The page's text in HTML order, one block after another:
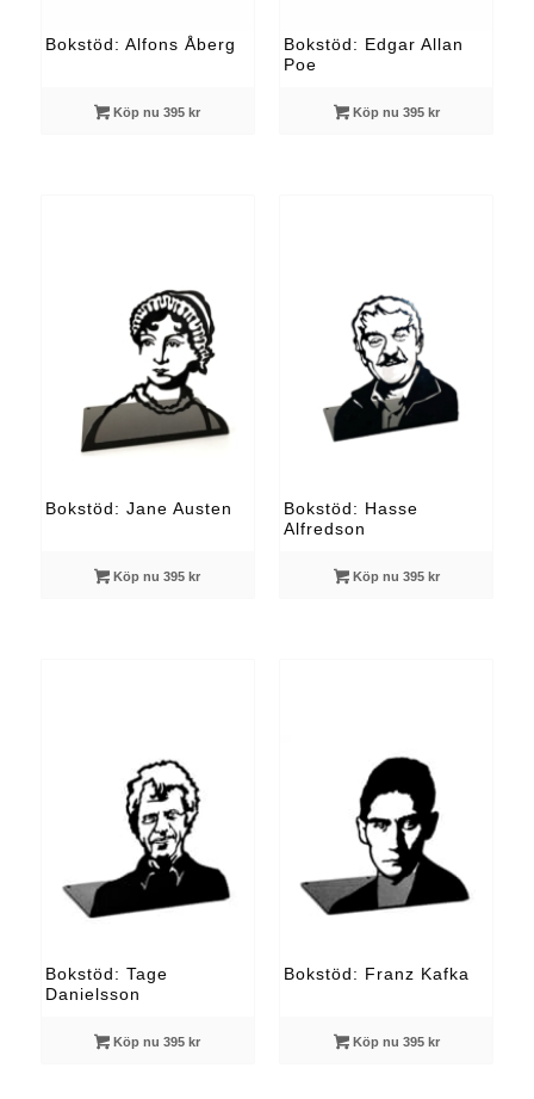
Bokstöd: Alfons Åberg
Köp nu 395 kr
Bokstöd: Edgar Allan
Poe
Köp nu 395 kr
Bokstöd: Jane Austen
Köp nu 395 kr
Bokstöd: Hasse
Alfredson
Köp nu 395 kr
Bokstöd: Tage
Danielsson
Köp nu 395 kr
Bokstöd: Franz Kafka
Köp nu 395 kr